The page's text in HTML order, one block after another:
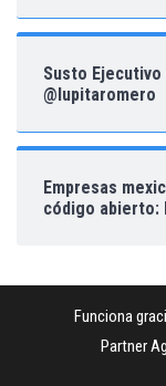
Susto
@lupitaromero
Empresas
código abierto:
Funciona
Partner